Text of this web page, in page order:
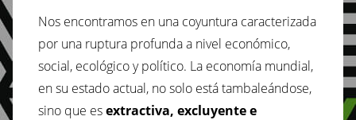
Nos encontramos en una coyuntura caracterizada
por una ruptura profunda a nivel económico,
social, ecológico y político. La economía mundial,
en su estado actual, no solo está tambaleándose,
sino que esextractiva, excluyente e